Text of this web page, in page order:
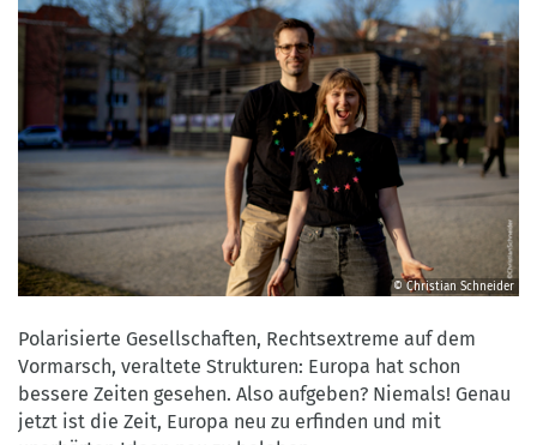
Christian
Schneider
© Christian Schneider
Polarisierte Gesellschaften, Rechtsextreme auf dem
Vormarsch, veraltete Strukturen: Europa hat schon
bessere Zeiten gesehen. Also aufgeben? Niemals! Genau
jetzt ist die Zeit, Europa neu zu erfinden und mit